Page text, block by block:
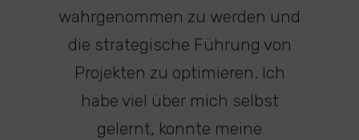
wahrgenommen zu werden und
die strategische Führung von
Projekten zu optimieren. Ich
habe viel über mich selbst
gelernt, konnte meine